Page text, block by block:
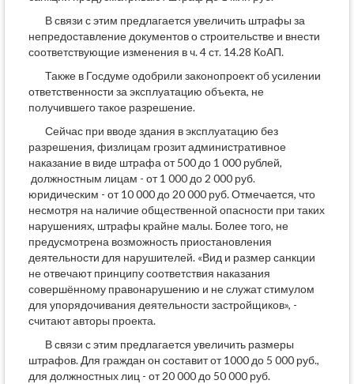
В связи с этим предлагается увеличить штрафы за
непредоставление документов о строительстве и внести
соответствующие изменения в ч. 4 ст. 14.28 КоАП.
Также в Госдуме одобрили законопроект об усилении
ответственности за эксплуатацию объекта, не
получившего такое разрешение.
Сейчас при вводе здания в эксплуатацию без
разрешения, физлицам грозит административное
наказание в виде штрафа от 500 до 1 000 рублей,
должностным лицам - от 1 000 до 2 000 руб.
юридическим - от 10 000 до 20 000 руб. Отмечается, что
несмотря на наличие общественной опасности при таких
нарушениях, штрафы крайне малы. Более того, не
предусмотрена возможность приостановления
деятельности для нарушителей. «Вид и размер санкции
не отвечают принципу соответствия наказания
совершённому правонарушению и не служат стимулом
для упорядочивания деятельности застройщиков», -
считают авторы проекта.
В связи с этим предлагается увеличить размеры
штрафов. Для граждан он составит от 1000 до 5 000 руб.,
для должностных лиц - от 20 000 до 50 000 руб.